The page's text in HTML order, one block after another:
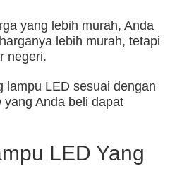
yang lebih murah, Anda
lebih murah, tetapi
negeri.
lampu LED sesuai dengan
Anda beli dapat
LED Yang